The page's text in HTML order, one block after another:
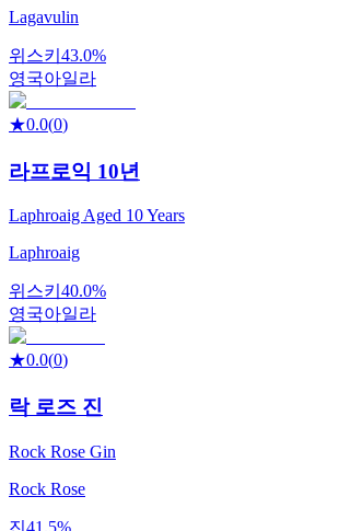
Lagavulin
위스키 43.0%
영국아일라
★0.0(0)
라프로익 10년
Laphroaig Aged 10 Years
Laphroaig
위스키 40.0%
영국아일라
★0.0(0)
락 로즈 진
Rock Rose Gin
Rock Rose
진41.5%